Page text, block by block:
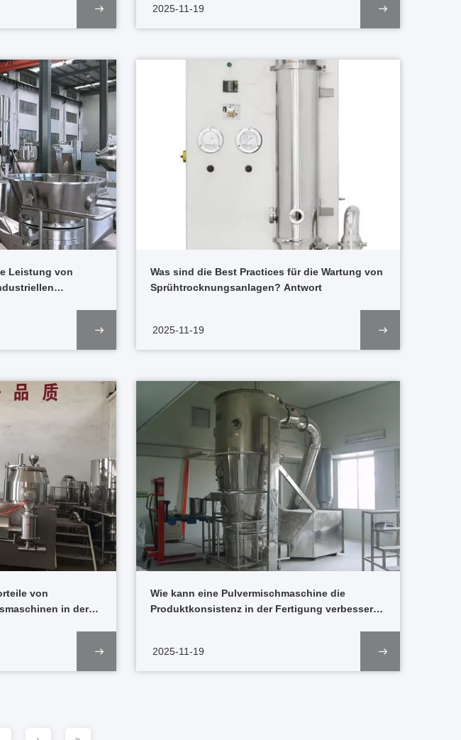
2025-11-19
Leistung von
Was sind die Best Practices für die Wartung von
Sprühtrocknungsanlagen? Antwort
2025-11-19
von
in der
Wie kann eine Pulvermischmaschine die
Produktkonsistenz in der Fertigung verbessern?
2025-11-19